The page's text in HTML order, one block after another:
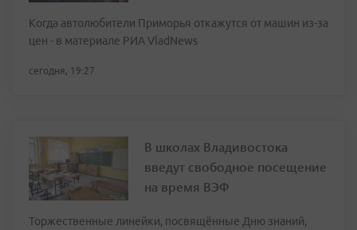
Когда автолюбители Приморья откажутся от машин из-за
цен - в материале РИА VladNews
сегодня, 19:27
В школах Владивостока
введут свободное посещение
на время ВЭФ
Торжественные линейки, посвящённые Дню знаний,